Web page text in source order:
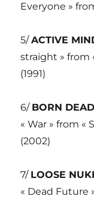
Everyone »
5/ACTIVE
straight » from
(1991)
6/ BORN
« War » from «
(2002)
7/ LOOSE
« Dead Future